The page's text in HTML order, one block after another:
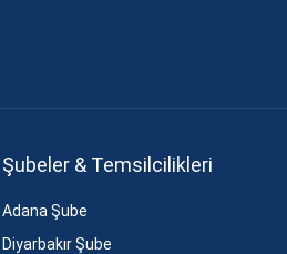
Şubeler & Temsilcilikleri
Adana Şube
Diyarbakır Şube